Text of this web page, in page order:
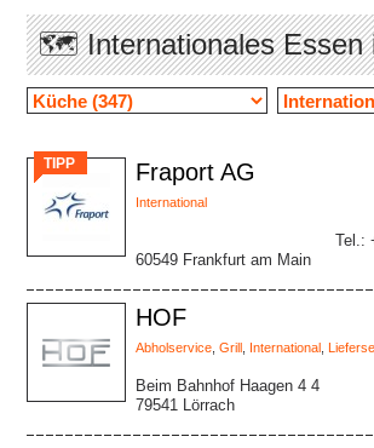
🗺 Internationales Essen
TIPP Fraport AG
International
60549 Frankfurt am Main
Tel.:
HOF
Abholservice Grill International
Beim Bahnhof Haagen 4 4
79541 Lörrach